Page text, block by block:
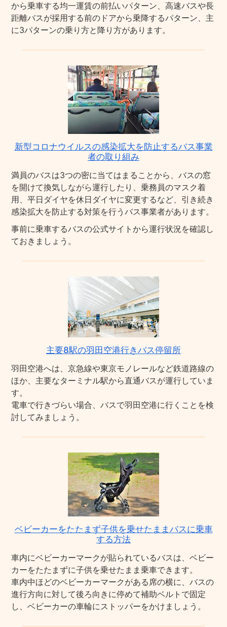
から乗車する均一運賃の前払いパターン、高速バスや長
距離バスが採用する前のドアから乗降するパターン、主
に3パターンの乗り方と降り方があります。
新型コロナウイルスの感染拡大を防止するバス事業
者の取り組み
満員のバスは3つの密に当てはまることから、バスの窓
を開けて換気しながら運行したり、乗務員のマスク着
用、平日ダイヤを休日ダイヤに変更するなど、引き続き
感染拡大を防止する対策を行うバス事業者があります。
事前に乗車するバスの公式サイトから運行状況を確認し
ておきましょう。
主要8駅の羽田空港行きバス停留所
羽田空港へは、京急線や東京モノレールなど鉄道路線の
ほか、主要なターミナル駅から直通バスが運行していま
す。
電車で行きづらい場合、バスで羽田空港に行くことを検
討してみましょう。
ベビーカーをたたまず子供を乗せたままバスに乗車
する方法
車内にベビーカーマークが貼られているバスは、ベビー
カーをたたまずに子供を乗せたまま乗車できます。
車内中ほどのベビーカーマークがある席の横に、バスの
進行方向に対して後ろ向きに停めて補助ベルトで固定
し、ベビーカーの車輪にストッパーをかけましょう。